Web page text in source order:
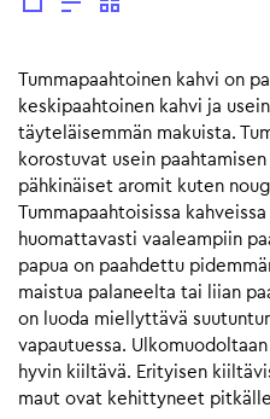
Tummapaahtoinen kahvi on
keskipaahtoinen kahvi ja
täyteläisemmän makuista.
korostuvat usein
pähkinäiset aromit kuten
Tummapaahtoisissa
huomattavasti vaaleampiin
papua on paahdettu
maistua palaneelta tai liian
on luoda miellyttävä
vapautuessa.
hyvin kiiltävä. Erityisen
maut ovat kehittyneet